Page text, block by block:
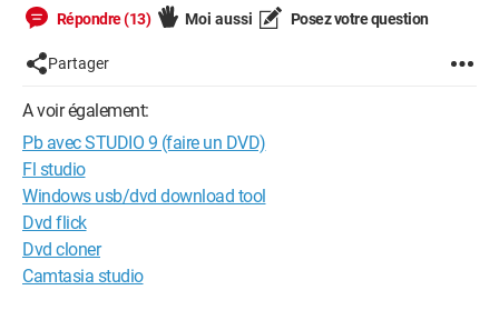
en fait je vois le PC ramer pendant le travail proprement dit,
puis qd le curseur passe sur une transition ou un morceau de
video de moins bonne qualité, il n'avance plus mais fait
comme s'il continuait. resultat, je suis obligé d'annule
manuellement la creatio du DVD..
si quelqu'un pouvait me dire comment finir ce DVD, car il
n'attends que ca...
merci pour vos reponses
nicolas
Répondre (13) Moi aussi Posez votre question
Partager
A voir également:
Pb avec STUDIO 9 (faire un DVD)
Fl studio
Windows usb/dvd download tool
Dvd flick
Dvd cloner
Camtasia studio